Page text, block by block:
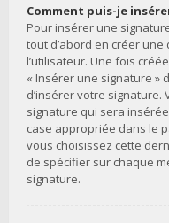
Comment puis-je
Pour insérer une
tout d’abord en créer
l’utilisateur. Une fois
« Insérer une signature »
d’insérer votre
signature qui sera
case appropriée dans le
vous choisissez cette
de spécifier sur chaque
signature.